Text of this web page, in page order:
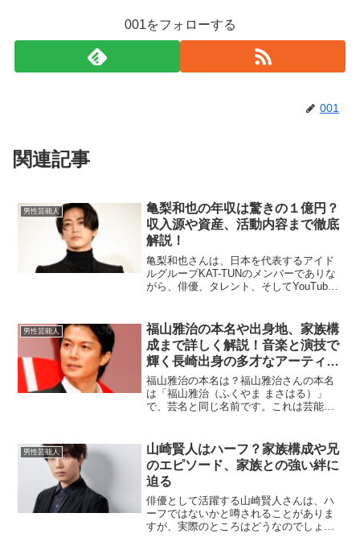
001をフォローする
001
関連記事
男性芸能人
亀梨和也の年収は驚きの１億円？
収入源や資産、活動内容まで徹底
解説！
亀梨和也さんは、日本を代表するアイド
ルグループKAT-TUNのメンバーでありな
がら、俳優、タレント、そしてYouTube
彼の年収や収入源について関心を持って
います。ここ...
男性芸能人
福山雅治の本名や出身地、家族構
成まで詳しく解説！音楽と演技で
輝く長崎出身の多才なアーティス
ト
福山雅治の本名は？福山雅治さんの本名
は「福山雅治（ふくやま まさはる）」
で、芸名と同じ名前です。これは芸能界
います。本人もラジオ番組やインタビュ
ーで「本名で活動すること...
男性芸能人
山崎賢人はハーフ？家族構成や兄
のエピソード、家族との強い絆に
迫る
俳優として活躍する山崎賢人さんは、ハ
ーフではないかと噂されることがありま
すが、実際のところはどうなのでしょう